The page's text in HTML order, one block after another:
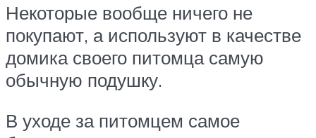
Некоторые вообще ничего не
покупают, а используют в качестве
домика своего питомца самую
обычную подушку.
В уходе за питомцем самое